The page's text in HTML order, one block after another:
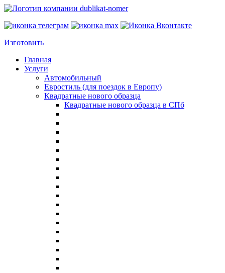
Изготовить
Главная
Услуги
Автомобильный
Евростиль (для поездок в Европу)
Квадратные нового образца
Квадратные нового образца в СПб